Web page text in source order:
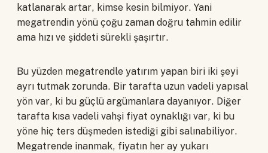
katlanarak artar, kimse kesin bilmiyor. Yani
megatrendin yönü çoğu zaman doğru tahmin edilir
ama hızı ve şiddeti sürekli şaşırtır.
Bu yüzden megatrendle yatırım yapan biri iki şeyi
ayrı tutmak zorunda. Bir tarafta uzun vadeli yapısal
yön var, ki bu güçlü argümanlara dayanıyor. Diğer
tarafta kısa vadeli vahşi fiyat oynaklığı var, ki bu
yöne hiç ters düşmeden istediği gibi salınabiliyor.
Megatrende inanmak, fiyatın her ay yukarı